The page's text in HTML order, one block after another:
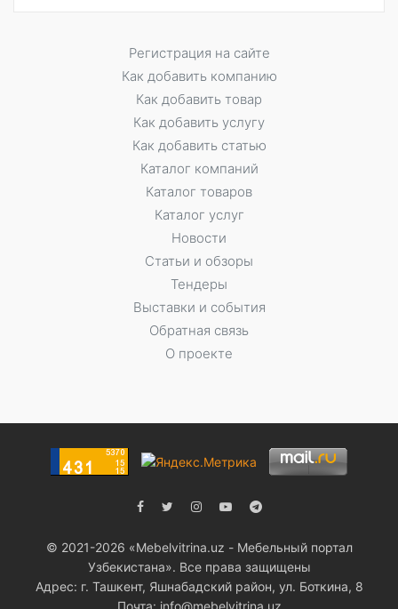
Регистрация на сайте
Как добавить компанию
Как добавить товар
Как добавить услугу
Как добавить статью
Каталог компаний
Каталог товаров
Каталог услуг
Новости
Статьи и обзоры
Тендеры
Выставки и события
Обратная связь
О проекте
© 2021-2026 «Мebelvitrina.uz - Мебельный портал
Узбекистана». Все права защищены
Адрес: г. Ташкент, Яшнабадский район, ул. Боткина, 8